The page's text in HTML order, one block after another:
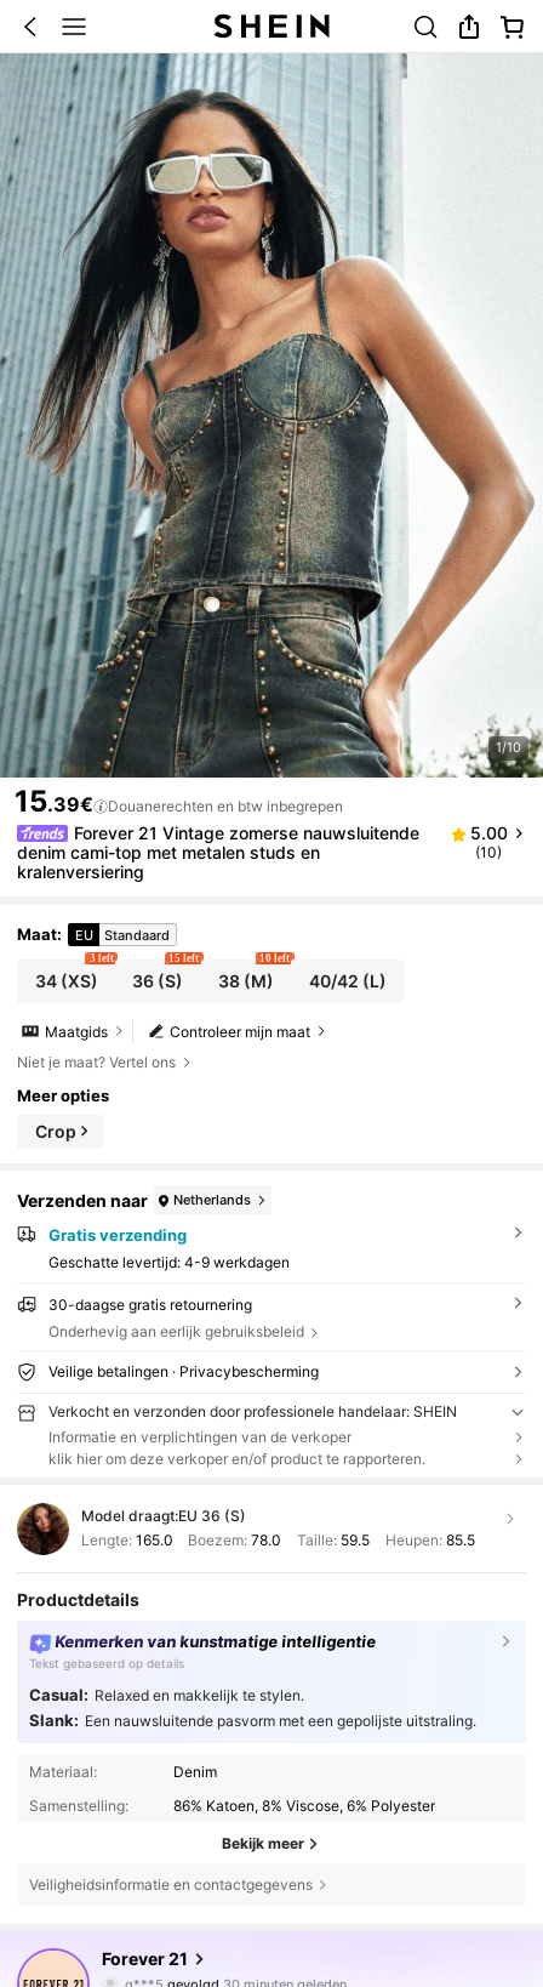
1/10
15.39€ Douanerechten en btw inbegrepen
Forever 21 Vintage zomerse nauwsluitende
denim cami-top met metalen studs en
kralenversiering
5.00
(10)
Maat: EU Standaard
34(XS)
3 left
36 (S)
15 left
38(M)
10 left
40/42 (L)
Controleer mijn maat
Maatgids
Niet je maat? Vertel ons
Meer opties
Crop
Verzenden naar Netherlands
Gratis verzending
Geschatte levertijd: 4-9 werkdagen
30-daagse gratis retournering
Onderhevig aan eerlijk gebruiksbeleid
Veilige betalingen · Privacybescherming
Verkocht en verzonden door professionele handelaar: SHEIN
Informatie en verplichtingen van de verkoper
klik hier om deze verkoper en/of product te rapporteren.
Model draagt:EU 36 (S)
Lengte: 165.0 Boezem:78.0 Taille: 59.5 Heupen: 85.5
Productdetails
Kenmerken van kunstmatige intelligentie
Tekst gebaseerd op details
Casual: Relaxed en makkelijk te stylen.
Slank: Een nauwsluitende pasvorm met een gepolijste uitstraling.
Materiaal:
Denim
Samenstelling:
86% Katoen, 8% Viscose, 6% Polyester
Bekijk meer
Veiligheidsinformatie en contactgegevens
Forever 21
4.78
g***5 gevolgd